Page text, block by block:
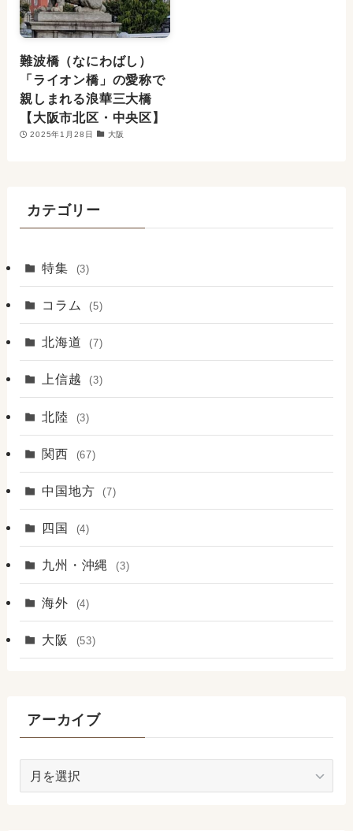
難波橋（なにわばし）
「ライオン橋」の愛称で
親しまれる浪華三大橋
【大阪市北区・中央区】
2025年1月28日 大阪
カテゴリー
特集 (3)
コラム (5)
北海道 (7)
上信越 (3)
北陸 (3)
関西 (67)
中国地方 (7)
四国 (4)
九州・沖縄 (3)
海外 (4)
大阪 (53)
アーカイブ